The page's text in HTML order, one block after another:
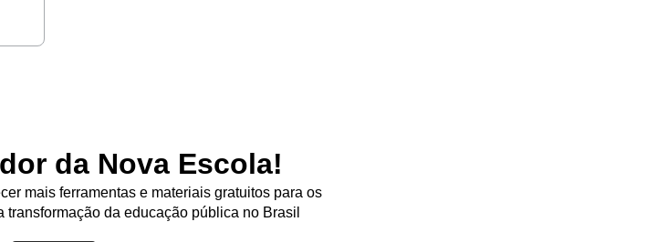
da Nova Escola!
mais ferramentas e materiais gratuitos para os
transformação da educação pública no Brasil